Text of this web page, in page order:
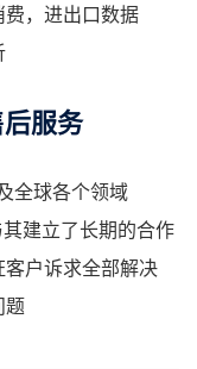
，进出口数据
服务
全球各个领域
建立了长期的合作
户诉求全部解决
题